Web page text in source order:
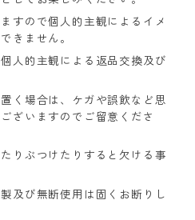
すので個人的主観によるイメ
きません。
人的主観による返品交換及び
く場合は、ケガや誤飲など思
ざいますのでご留意くださ
りぶつけたりすると欠ける事
及び無断使用は固くお断りし